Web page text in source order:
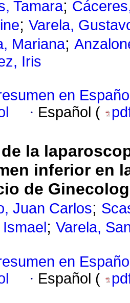
Tamara;
; Varela,
Mariana;
Iris
en
· Español (
la
inferior en
de
Juan Carlos;
; Varela,
en
· Español (